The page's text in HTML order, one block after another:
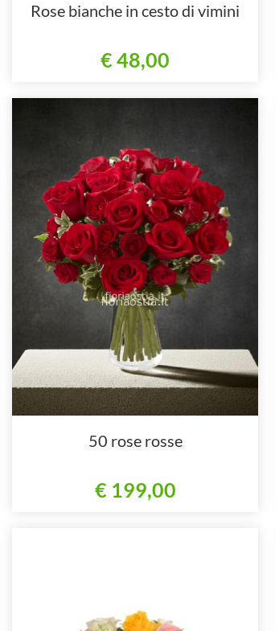
Rose bianche in cesto di vimini
€ 48,00
50 rose rosse
€ 199,00